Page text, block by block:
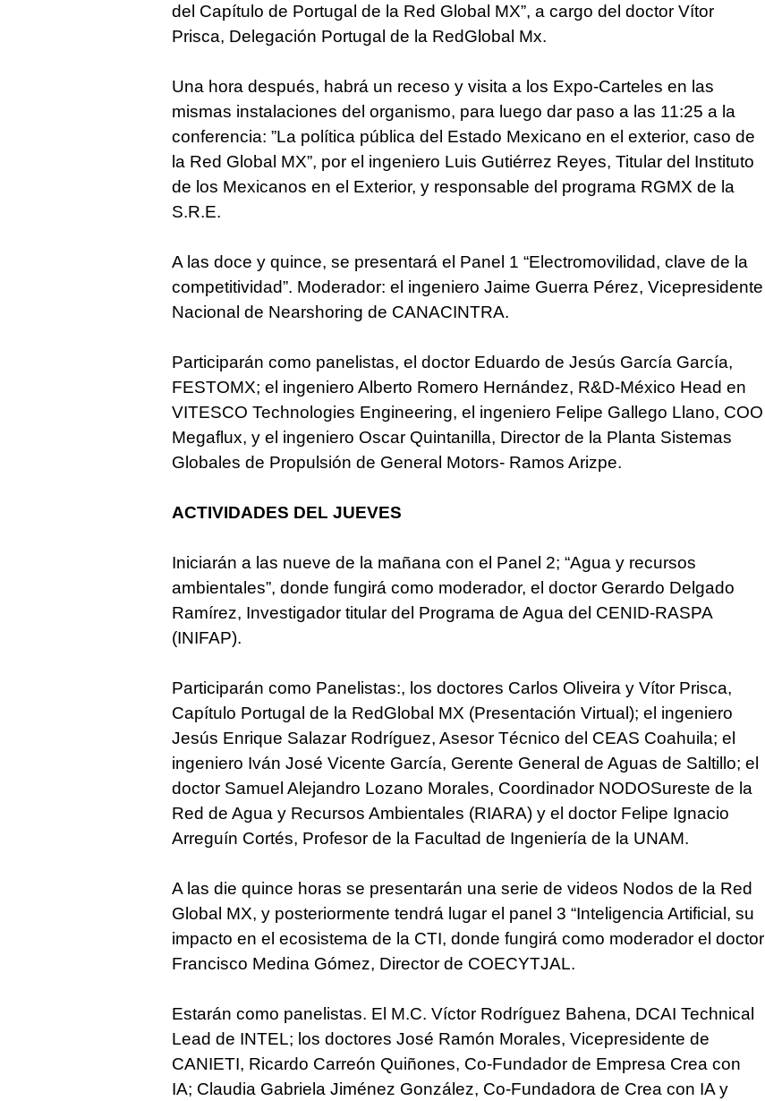
del Capítulo de Portugal de la Red Global MX”, a cargo del doctor Vítor
Prisca, Delegación Portugal de la RedGlobal Mx.
Una hora después, habrá un receso y visita a los Expo-Carteles en las
mismas instalaciones del organismo, para luego dar paso a las 11:25 a la
conferencia: ”La política pública del Estado Mexicano en el exterior, caso de
la Red Global MX”, por el ingeniero Luis Gutiérrez Reyes, Titular del Instituto
de los Mexicanos en el Exterior, y responsable del programa RGMX de la
S.R.E.
A las doce y quince, se presentará el Panel 1 “Electromovilidad, clave de la
competitividad”. Moderador: el ingeniero Jaime Guerra Pérez, Vicepresidente
Nacional de Nearshoring de CANACINTRA.
Participarán como panelistas, el doctor Eduardo de Jesús García García,
FESTOMX; el ingeniero Alberto Romero Hernández, R&D-México Head en
VITESCO Technologies Engineering, el ingeniero Felipe Gallego Llano, COO
Megaflux, y el ingeniero Oscar Quintanilla, Director de la Planta Sistemas
Globales de Propulsión de General Motors- Ramos Arizpe.
ACTIVIDADES DEL JUEVES
Iniciarán a las nueve de la mañana con el Panel 2; “Agua y recursos
ambientales”, donde fungirá como moderador, el doctor Gerardo Delgado
Ramírez, Investigador titular del Programa de Agua del CENID-RASPA
(INIFAP).
Participarán como Panelistas:, los doctores Carlos Oliveira y Vítor Prisca,
Capítulo Portugal de la RedGlobal MX (Presentación Virtual); el ingeniero
Jesús Enrique Salazar Rodríguez, Asesor Técnico del CEAS Coahuila; el
ingeniero Iván José Vicente García, Gerente General de Aguas de Saltillo; el
doctor Samuel Alejandro Lozano Morales, Coordinador NODOSureste de la
Red de Agua y Recursos Ambientales (RIARA) y el doctor Felipe Ignacio
Arreguín Cortés, Profesor de la Facultad de Ingeniería de la UNAM.
A las die quince horas se presentarán una serie de videos Nodos de la Red
Global MX, y posteriormente tendrá lugar el panel 3 “Inteligencia Artificial, su
impacto en el ecosistema de la CTI, donde fungirá como moderador el doctor
Francisco Medina Gómez, Director de COECYTJAL.
Estarán como panelistas. El M.C. Víctor Rodríguez Bahena, DCAI Technical
Lead de INTEL; los doctores José Ramón Morales, Vicepresidente de
CANIETI, Ricardo Carreón Quiñones, Co-Fundador de Empresa Crea con
IA; Claudia Gabriela Jiménez González, Co-Fundadora de Crea con IA y